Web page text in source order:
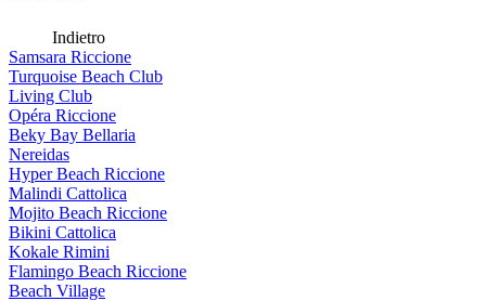
Indietro
Samsara Riccione
Turquoise Beach Club
Living Club
Opéra Riccione
Beky Bay Bellaria
Nereidas
Hyper Beach Riccione
Malindi Cattolica
Mojito Beach Riccione
Bikini Cattolica
Kokale Rimini
Flamingo Beach Riccione
Beach Village